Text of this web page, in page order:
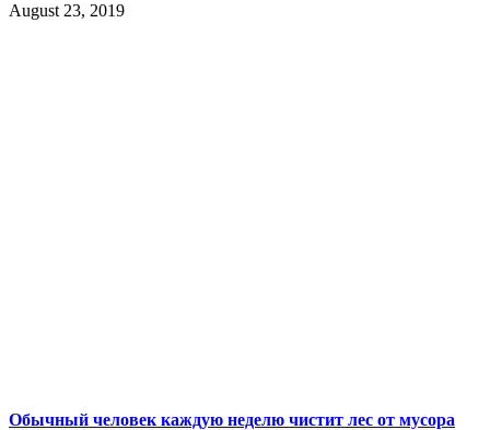
August 23, 2019
Обычный человек каждую неделю чистит лес от мусора